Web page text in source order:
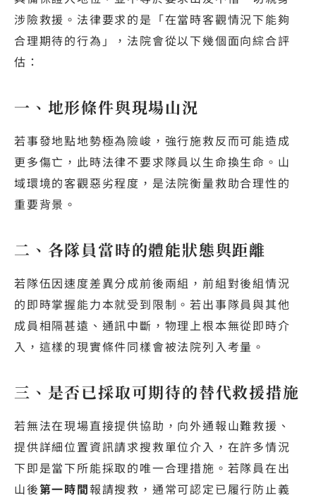
涉險救援。法律要求的是「在當時客觀情況下能夠
合理期待的行為」，法院會從以下幾個面向綜合評
估：
一、地形條件與現場山況
若事發地點地勢極為險峻，強行施救反而可能造成
更多傷亡，此時法律不要求隊員以生命換生命。山
域環境的客觀惡劣程度，是法院衡量救助合理性的
重要背景。
二、各隊員當時的體能狀態與距離
若隊伍因速度差異分成前後兩組，前組對後組情況
的即時掌握能力本就受到限制。若出事隊員與其他
成員相隔甚遠、通訊中斷，物理上根本無從即時介
入，這樣的現實條件同樣會被法院列入考量。
三、是否已採取可期待的替代救援措施
若無法在現場直接提供協助，向外通報山難救援、
提供詳細位置資訊請求搜救單位介入，在許多情況
下即是當下所能採取的唯一合理措施。若隊員在出
山後第一時間報請搜救，通常可認定已履行防止義